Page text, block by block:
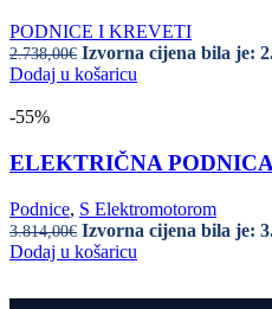
PODNICE I KREVETI
2.738,00€ Izvorna cijena bila je:
Dodaj u košaricu
-55%
ELEKTRIČNA
Podnice, S Elektromotorom
3.814,00€ Izvorna cijena bila je:
Dodaj u košaricu